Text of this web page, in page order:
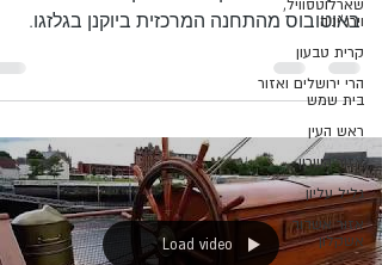
שארלוטסוויל,
וירג'יניה
קרית טבעון
הרי ירושלים ואזור
בית שמש
ראש העין
אזור השרון
גליל עליון
אזור אשדוד
אשקלון
באוטובוס מהתחנה המרכזית ביוקנן בגלזגו.
האוטובוס עוצר...
Load video